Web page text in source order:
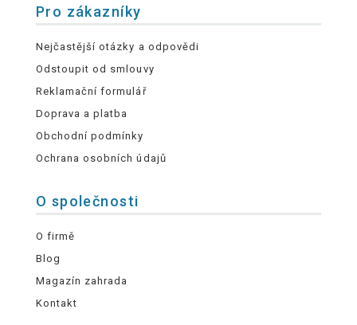
Pro zákazníky
Nejčastější otázky a odpovědi
Odstoupit od smlouvy
Reklamační formulář
Doprava a platba
Obchodní podmínky
Ochrana osobních údajů
O společnosti
O firmě
Blog
Magazín zahrada
Kontakt